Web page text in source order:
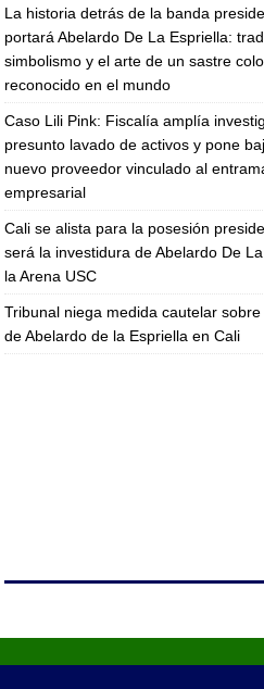
La historia detrás de la banda
portará Abelardo De La Espriella:
simbolismo y el arte de un sastre
reconocido en el mundo
Caso Lili Pink: Fiscalía amplía
presunto lavado de activos y pone
nuevo proveedor vinculado al
empresarial
Cali se alista para la posesión
será la investidura de Abelardo De
la Arena USC
Tribunal niega medida cautelar
de Abelardo de la Espriella en Cali